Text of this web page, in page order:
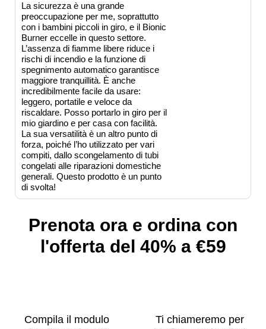
La sicurezza è una grande
preoccupazione per me, soprattutto
con i bambini piccoli in giro, e il Bionic
Burner eccelle in questo settore.
L’assenza di fiamme libere riduce i
rischi di incendio e la funzione di
spegnimento automatico garantisce
maggiore tranquillità. È anche
incredibilmente facile da usare:
leggero, portatile e veloce da
riscaldare. Posso portarlo in giro per il
mio giardino e per casa con facilità.
La sua versatilità è un altro punto di
forza, poiché l’ho utilizzato per vari
compiti, dallo scongelamento di tubi
congelati alle riparazioni domestiche
generali. Questo prodotto è un punto
di svolta!
Prenota ora e ordina con
l'offerta del 40% a €59
Compila il modulo
Ti chiameremo per